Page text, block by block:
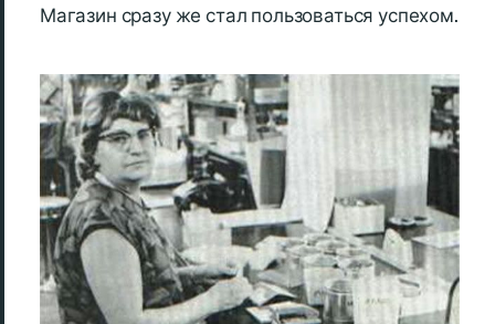
Магазин сразу же стал пользоваться успехом.